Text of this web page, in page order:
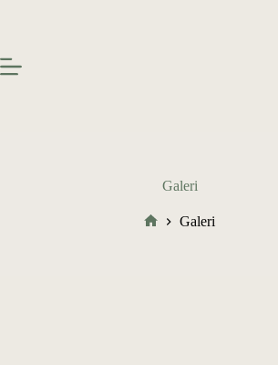
Galeri
Galeri